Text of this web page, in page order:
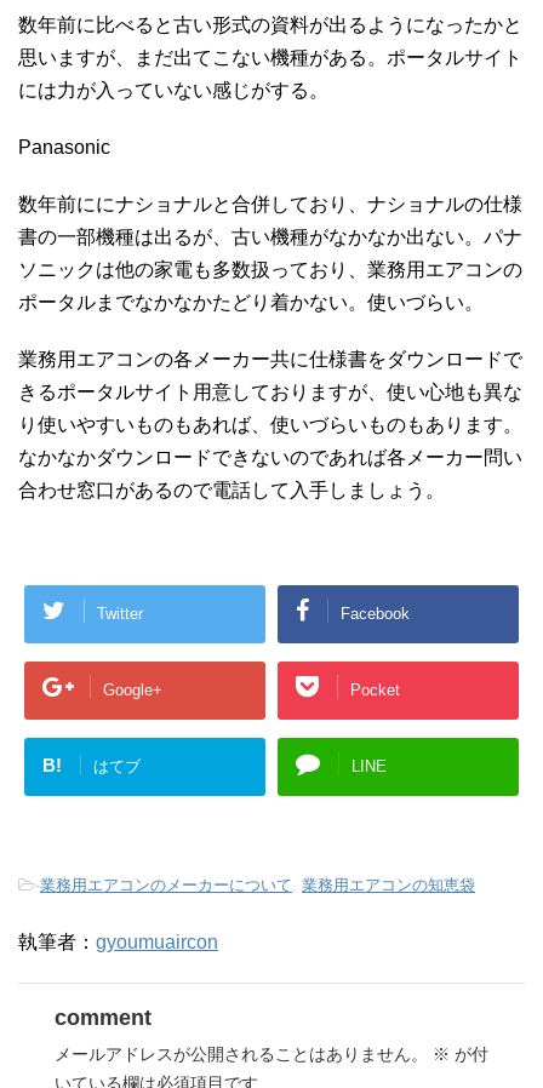
数年前に比べると古い形式の資料が出るようになったかと
思いますが、まだ出てこない機種がある。ポータルサイト
には力が入っていない感じがする。
Panasonic
数年前ににナショナルと合併しており、ナショナルの仕様
書の一部機種は出るが、古い機種がなかなか出ない。パナ
ソニックは他の家電も多数扱っており、業務用エアコンの
ポータルまでなかなかたどり着かない。使いづらい。
業務用エアコンの各メーカー共に仕様書をダウンロードで
きるポータルサイト用意しておりますが、使い心地も異な
り使いやすいものもあれば、使いづらいものもあります。
なかなかダウンロードできないのであれば各メーカー問い
合わせ窓口があるので電話して入手しましょう。
Twitter Facebook
Google+ Pocket
B! はてブ LINE
-業務用エアコンのメーカーについて 業務用エアコンの知恵袋
執筆者： gyoumuaircon
comment
メールアドレスが公開されることはありません。 ※ が付
いている欄は必須項目です